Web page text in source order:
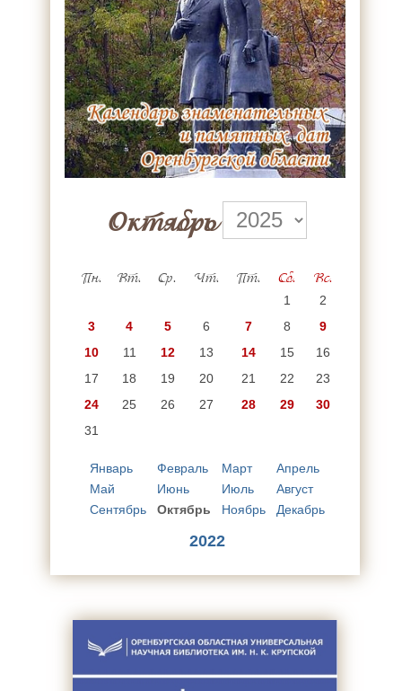
Октябрь
Пн. Вт. Ср. Чт. Пт. Сб. Вс.
1
2
3
4 5 6 7 8
9
10
11 12 13 14 15
16
17
18 19 20 21 22
23
24
25 26 27 28 29
30
31
Январь Февраль Март
Апрель
Май
Июнь Июль
Август
Сентябрь
Октябрь Ноябрь Декабрь
2022